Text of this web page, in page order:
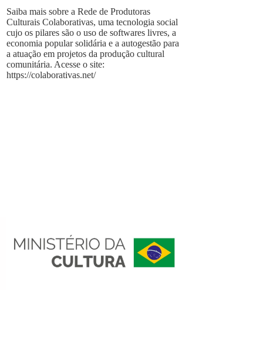
Saiba mais sobre a Rede de Produtoras
Culturais Colaborativas, uma tecnologia social
cujo os pilares são o uso de softwares livres, a
economia popular solidária e a autogestão para
a atuação em projetos da produção cultural
comunitária. Acesse o site:
https://colaborativas.net/